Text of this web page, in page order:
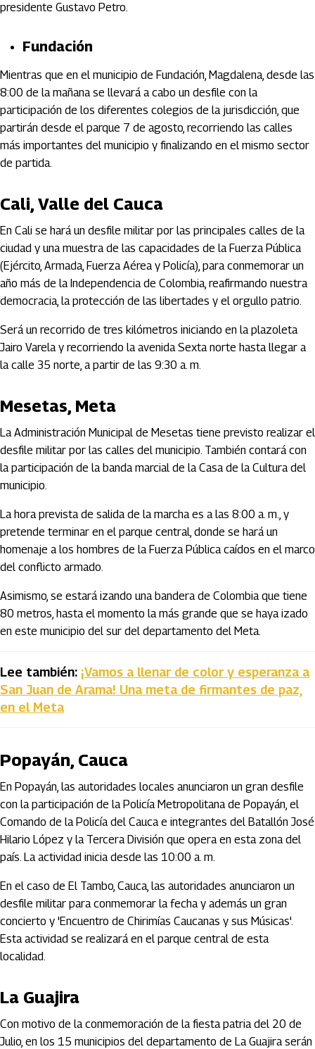
presidente Gustavo Petro.
Fundación
Mientras que en el municipio de Fundación, Magdalena, desde las
8:00 de la mañana se llevará a cabo un desfile con la
participación de los diferentes colegios de la jurisdicción, que
partirán desde el parque 7 de agosto, recorriendo las calles
más importantes del municipio y finalizando en el mismo sector
de partida.
Cali, Valle del Cauca
En Cali se hará un desfile militar por las principales calles de la
ciudad y una muestra de las capacidades de la Fuerza Pública
(Ejército, Armada, Fuerza Aérea y Policía), para conmemorar un
año más de la Independencia de Colombia, reafirmando nuestra
democracia, la protección de las libertades y el orgullo patrio.
Será un recorrido de tres kilómetros iniciando en la plazoleta
Jairo Varela y recorriendo la avenida Sexta norte hasta llegar a
la calle 35 norte, a partir de las 9:30 a. m.
Mesetas, Meta
La Administración Municipal de Mesetas tiene previsto realizar el
desfile militar por las calles del municipio. También contará con
la participación de la banda marcial de la Casa de la Cultura del
municipio.
La hora prevista de salida de la marcha es a las 8:00 a. m., y
pretende terminar en el parque central, donde se hará un
homenaje a los hombres de la Fuerza Pública caídos en el marco
del conflicto armado.
Asimismo, se estará izando una bandera de Colombia que tiene
80 metros, hasta el momento la más grande que se haya izado
en este municipio del sur del departamento del Meta.
Lee también: ¡Vamos a llenar de color y esperanza a
San Juan de Arama! Una meta de firmantes de paz,
en el Meta
Popayán, Cauca
En Popayán, las autoridades locales anunciaron un gran desfile
con la participación de la Policía Metropolitana de Popayán, el
Comando de la Policía del Cauca e integrantes del Batallón José
Hilario López y la Tercera División que opera en esta zona del
país. La actividad inicia desde las 10:00 a. m.
En el caso de El Tambo, Cauca, las autoridades anunciaron un
desfile militar para conmemorar la fecha y además un gran
concierto y 'Encuentro de Chirimías Caucanas y sus Músicas'.
Esta actividad se realizará en el parque central de esta
localidad.
La Guajira
Con motivo de la conmemoración de la fiesta patria del 20 de
Julio, en los 15 municipios del departamento de La Guajira serán